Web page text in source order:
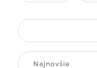
Najnovšie